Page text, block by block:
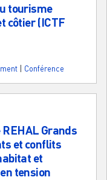
tourisme
côtier (ICTF
Conférence
Grands
et conflits
et
tension